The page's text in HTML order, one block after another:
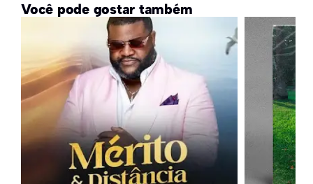
Você pode gostar também